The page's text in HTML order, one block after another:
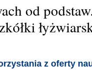
od
z oferty